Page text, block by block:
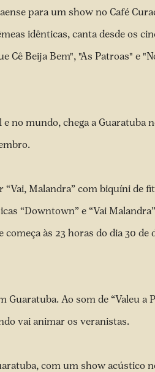
para um show no Café
idênticas, canta desde os
Cê Beija Bem", "As Patroas" e
no mundo, chega a Guaratuba
Malandra” com biquíni de
“Downtown” e “Vai
às 23 horas do dia 30 de
Ao som de “Valeu a
vai animar os veranistas.
com um show acústico